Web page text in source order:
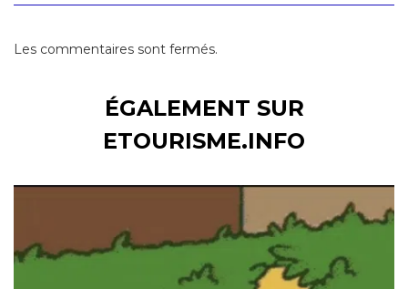
Les commentaires sont fermés.
ÉGALEMENT SUR
ETOURISME.INFO